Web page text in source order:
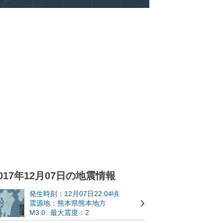
年12月07日の地震情報
発生時刻：12月07日22:04頃
震源地：熊本県熊本地方
M3.0
最大震度：2